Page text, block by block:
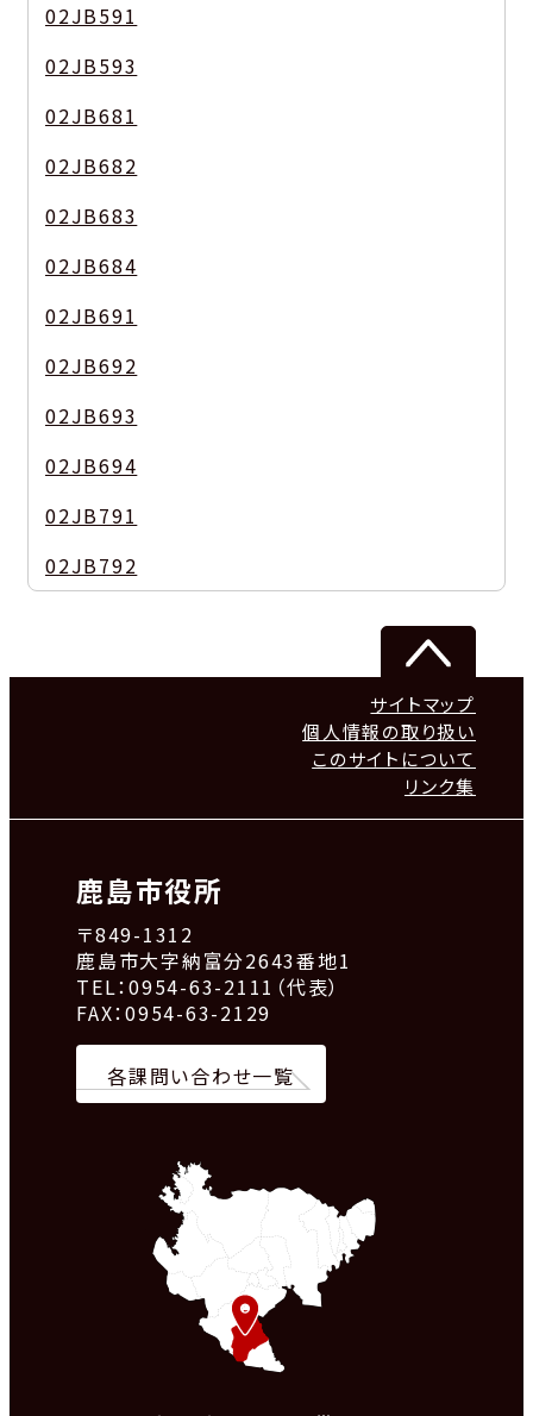
02JB591
02JB593
02JB681
02JB682
02JB683
02JB684
02JB691
02JB692
02JB693
02JB694
02JB791
02JB792
サイトマップ
個人情報の取り扱い
このサイトについて
リンク集
鹿島市役所
〒849-1312
鹿島市大字納富分2643番地1
TEL：0954-63-2111（代表）
FAX：0954-63-2129
各課問い合わせ一覧